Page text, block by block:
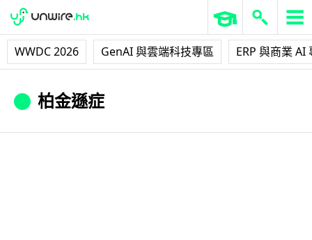
WWDC 2026 GenAI 與雲端科技專區 ERP 與商業 AI
柏金遜症